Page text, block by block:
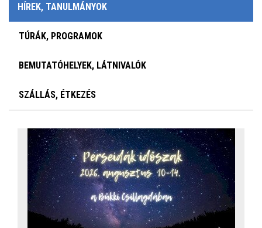
HÍREK, TANULMÁNYOK
TÚRÁK, PROGRAMOK
BEMUTATÓHELYEK, LÁTNIVALÓK
SZÁLLÁS, ÉTKEZÉS